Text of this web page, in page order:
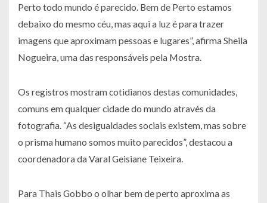
Perto todo mundo é parecido. Bem de Perto estamos
debaixo do mesmo céu, mas aqui a luz é para trazer
imagens que aproximampessoas e lugares”, afirma Sheila
Nogueira, uma das responsáveis pela Mostra.
Os registros mostram cotidianos destas comunidades,
comuns em qualquer cidade do mundo através da
fotografia. “As desigualdades sociais existem, mas sobre
o prisma humano somos muito parecidos”, destacou a
coordenadora da Varal Geisiane Teixeira.
Para Thais Gobbo o olhar bem de perto aproxima as